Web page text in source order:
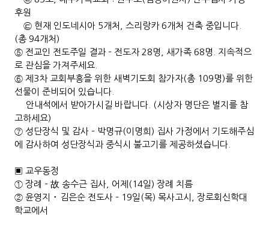
후원
㉢ 현재 인도네시아 5개처, 스리랑카 6개처 건축 중입니다.
(총 94개처)
⑤ 전교인 전도주일 결과 – 전도자 28명, 새가족 68명. 지속적으
로 관심을 가져주세요.
⑥ 제3차 교회부흥을 위한 새벽기도회 참가자(총 109명)를 위한
선물이 준비되어 있습니다.
안내석에서 받아가시길 바랍니다. (시상자 명단은 별지를 참
고하세요)
⑦ 성단장식 및 감사 – 박명규(이명희) 집사 가정에서 기도해주심
에 감사하여 성단장식과 중식시 불고기를 제공하셨습니다.
▣ 교우동정
① 장례 – 故 송수근 집사, 어제(14일) 장례 치름
② 윤영지 ･ 김은순 전도사 – 19일(목) 목사고시, 장로회신학대
학교에서